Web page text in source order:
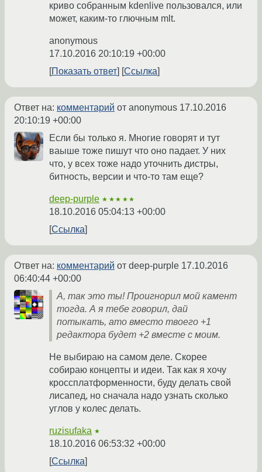
криво собранным kdenlive пользовался, или
может, каким-то глючным mlt.
anonymous
17.10.2016 20:10:19 +00:00
Показать ответ
Ссылка
Ответ на: комментарий от anonymous 17.10.2016
20:10:19 +00:00
Если бы только я. Многие говорят и тут
ваыше тоже пишут что оно падает. У них
что, у всех тоже надо уточнить дистры,
битность, версии и что-то там еще?
deep-purple ★★★★★
18.10.2016 05:04:13 +00:00
Ссылка
Ответ на: комментарий от deep-purple 17.10.2016
06:40:44 +00:00
А, так это ты! Проигнорил мой камент
тогда. А я тебе говорил, дай
потыкать, ато вместо твоего +1
редактора будет +2 вместе с моим.
Не выбираю на самом деле. Скорее
собираю концепты и идеи. Так как я хочу
кроссплатформенности, буду делать свой
лисапед, но сначала надо узнать сколько
углов у колес делать.
ruzisufaka ★
18.10.2016 06:53:32 +00:00
Ссылка